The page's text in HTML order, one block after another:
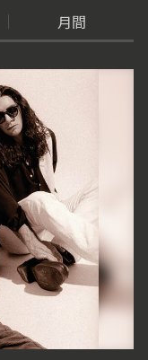
月間